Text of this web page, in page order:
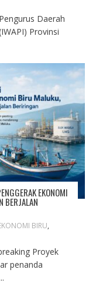
Daerah
Provinsi
EKONOMI
BERJALAN
BIRU,
Proyek
penanda